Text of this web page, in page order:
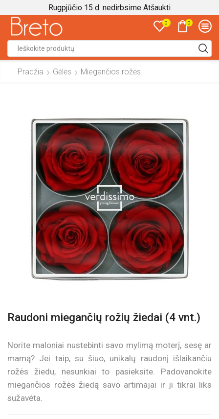
Rugpjūčio 15 d. nedirbsime Atšaukti
0 0
input
Pradžia Gėlės Miegančios rožės
Raudoni miegančių rožių žiedai (4 vnt.)
Norite maloniai nustebinti savo mylimą moterį, sesę ar
mamą? Jei taip, su šiuo, unikalų raudonį išlaikančiu
rožės žiedu, nesunkiai to pasieksite. Padovanokite
miegančios rožės žiedą savo artimajai ir ji tikrai liks
sužavėta.